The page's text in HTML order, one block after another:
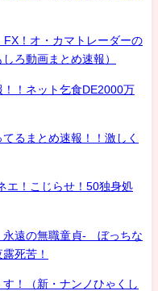
！オ・カマトレーダーの
ろ動画まとめ速報）
！ネット乞食DE2000万
るまとめ速報！！激しく
エ！こじらせ！50独身処
遠の無職童貞- ぼっちな
死苦！
！（新・ナンノひゃくし